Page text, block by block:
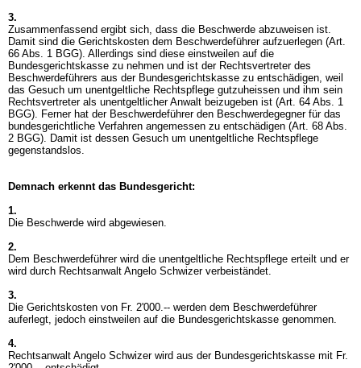
3.
Zusammenfassend ergibt sich, dass die Beschwerde abzuweisen ist.
Damit sind die Gerichtskosten dem Beschwerdeführer aufzuerlegen (Art.
66 Abs. 1 BGG). Allerdings sind diese einstweilen auf die
Bundesgerichtskasse zu nehmen und ist der Rechtsvertreter des
Beschwerdeführers aus der Bundesgerichtskasse zu entschädigen, weil
das Gesuch um unentgeltliche Rechtspflege gutzuheissen und ihm sein
Rechtsvertreter als unentgeltlicher Anwalt beizugeben ist (Art. 64 Abs. 1
BGG). Ferner hat der Beschwerdeführer den Beschwerdegegner für das
bundesgerichtliche Verfahren angemessen zu entschädigen (Art. 68 Abs.
2 BGG). Damit ist dessen Gesuch um unentgeltliche Rechtspflege
gegenstandslos.
Demnach erkennt das Bundesgericht:
1.
Die Beschwerde wird abgewiesen.
2.
Dem Beschwerdeführer wird die unentgeltliche Rechtspflege erteilt und er
wird durch Rechtsanwalt Angelo Schwizer verbeiständet.
3.
Die Gerichtskosten von Fr. 2'000.-- werden dem Beschwerdeführer
auferlegt, jedoch einstweilen auf die Bundesgerichtskasse genommen.
4.
Rechtsanwalt Angelo Schwizer wird aus der Bundesgerichtskasse mit Fr.